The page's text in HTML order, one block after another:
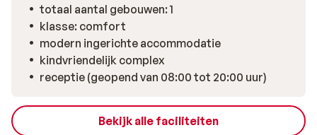
totaal aantal gebouwen: 1
klasse: comfort
modern ingerichte accommodatie
kindvriendelijk complex
receptie (geopend van 08:00 tot 20:00 uur)
Bekijk alle faciliteiten